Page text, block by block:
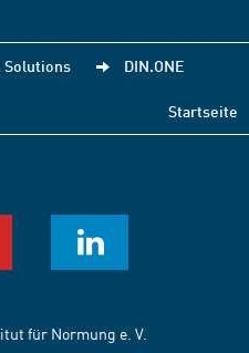
Solutions DIN.ONE
Startseite
für Normung e. V.